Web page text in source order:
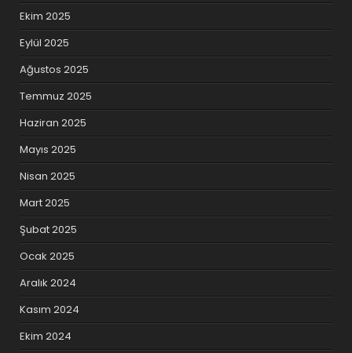
Ekim 2025
Eylül 2025
Ağustos 2025
Temmuz 2025
Haziran 2025
Mayıs 2025
Nisan 2025
Mart 2025
Şubat 2025
Ocak 2025
Aralık 2024
Kasım 2024
Ekim 2024